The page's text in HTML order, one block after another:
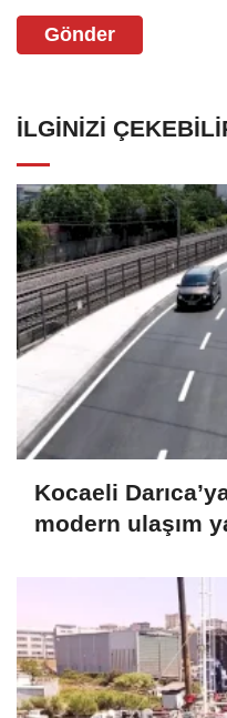
Gönder
İLGINIZI
Kocaeli
modern ulaşım